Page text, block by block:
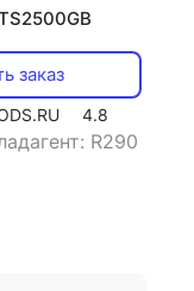
заказ
4.8
R290